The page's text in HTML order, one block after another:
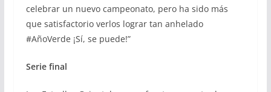
celebrar un nuevo campeonato, pero ha sido más
que satisfactorio verlos lograr tan anhelado
#AñoVerde ¡Sí, se puede!”
Serie final